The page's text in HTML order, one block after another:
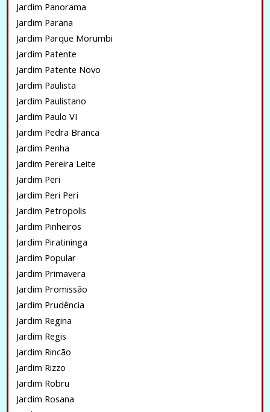
Jardim Panorama
Jardim Parana
Jardim Parque Morumbi
Jardim Patente
Jardim Patente Novo
Jardim Paulista
Jardim Paulistano
Jardim Paulo VI
Jardim Pedra Branca
Jardim Penha
Jardim Pereira Leite
Jardim Peri
Jardim Peri Peri
Jardim Petropolis
Jardim Pinheiros
Jardim Piratininga
Jardim Popular
Jardim Primavera
Jardim Promissão
Jardim Prudência
Jardim Regina
Jardim Regis
Jardim Rincão
Jardim Rizzo
Jardim Robru
Jardim Rosana